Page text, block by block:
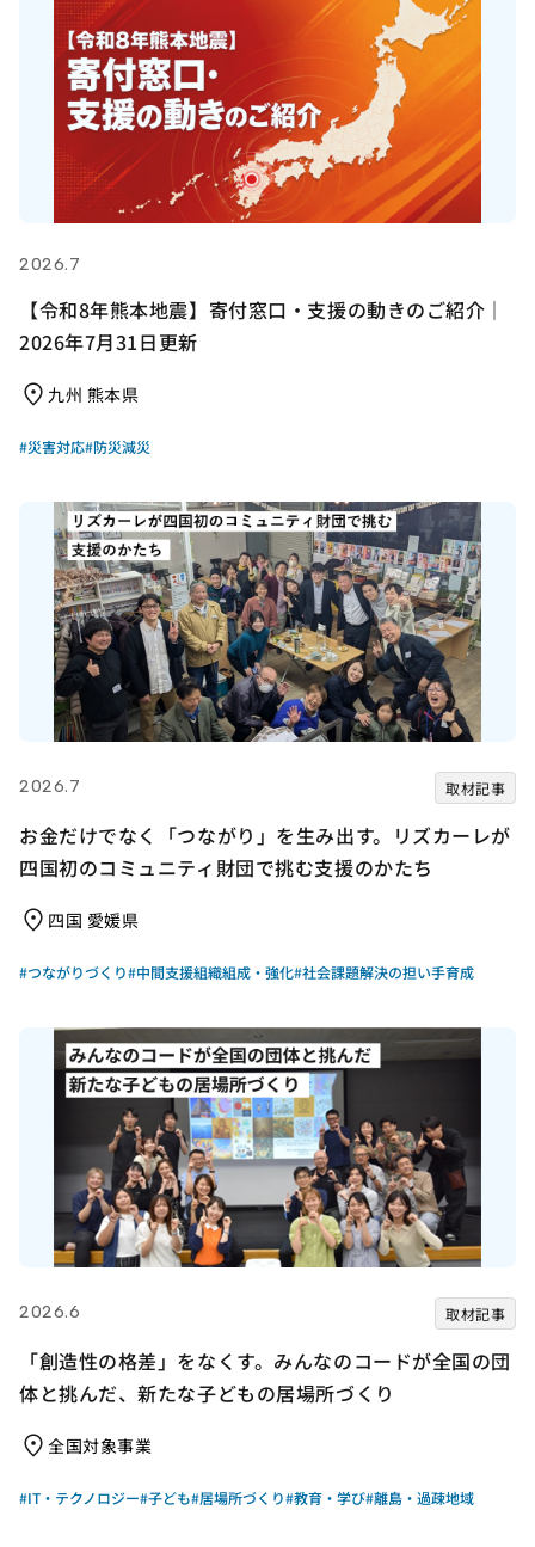
2026.7
【令和8年熊本地震】寄付窓口・支援の動きのご紹介｜
2026年7月31日更新
九州 熊本県
#災害対応#防災減災
2026.7 取材記事
お金だけでなく「つながり」を生み出す。リズカーレが
四国初のコミュニティ財団で挑む支援のかたち
四国 愛媛県
#つながりづくり#中間支援組織組成・強化#社会課題解決の担い手育成
2026.6 取材記事
「創造性の格差」をなくす。みんなのコードが全国の団
体と挑んだ、新たな子どもの居場所づくり
全国対象事業
#IT・テクノロジー#子ども#居場所づくり#教育・学び#離島・過疎地域